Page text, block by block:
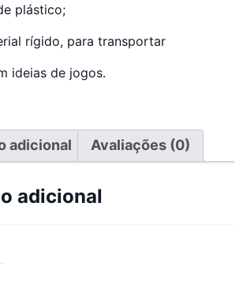
plástico;
rígido, para transportar
ideias de jogos.
adicional Avaliações (0)
adicional